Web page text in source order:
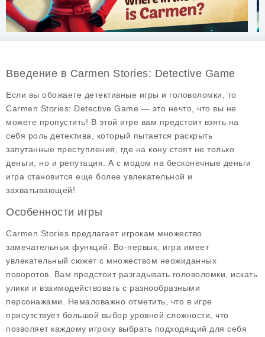
Введение в Carmen Stories: Detective Game
Если вы обожаете детективные игры и головоломки, то
Carmen Stories: Detective Game — это нечто, что вы не
можете пропустить! В этой игре вам предстоит взять на
себя роль детектива, который пытается раскрыть
запутанные преступления, где на кону стоят не только
деньги, но и репутация. А с модом на бесконечные деньги
игра становится еще более увлекательной и
захватывающей!
Особенности игры
Carmen Stories предлагает игрокам множество
замечательных функций. Во-первых, игра имеет
увлекательный сюжет с множеством неожиданных
поворотов. Вам предстоит разгадывать головоломки, искать
улики и взаимодействовать с разнообразными
персонажами. Немаловажно отметить, что в игре
присутствует большой выбор уровней сложности , что
позволяет каждому игроку выбрать подходящий для себя